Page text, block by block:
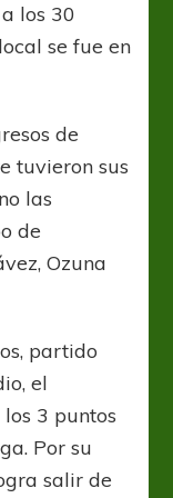
los 30
se fue en
de
tuvieron sus
las
de
Ozuna
partido
el
3 puntos
Por su
salir de